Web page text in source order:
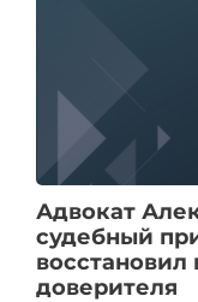
Адвокат
судебный
восстановил
доверителя